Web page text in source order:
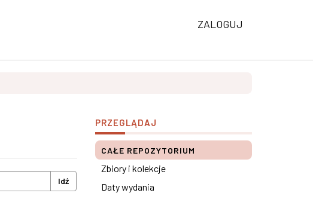
ZALOGUJ
Idź
PRZEGLĄDAJ
CAŁE REPOZYTORIUM
Zbiory i kolekcje
Daty wydania